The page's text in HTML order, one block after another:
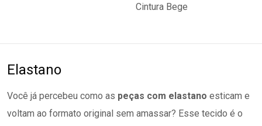
Elastano
Você já percebeu como as peças com elastano esticam e
voltam ao formato original sem amassar? Esse tecido é o